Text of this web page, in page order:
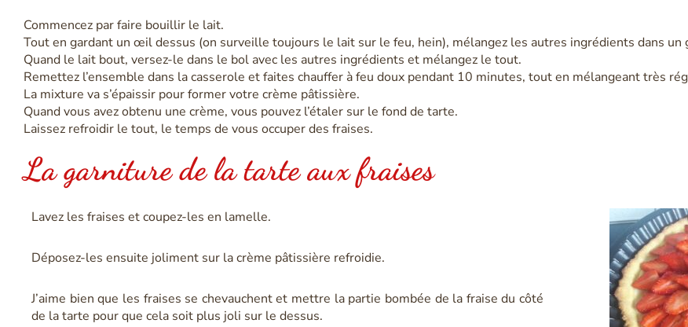
Commencez par faire bouillir le lait.
Tout en gardant un œil dessus (on surveille toujours le lait sur le feu, hein), mélangez les autres ingrédients dans un
Quand le lait bout, versez-le dans le bol avec les autres ingrédients et mélangez le tout.
Remettez l’ensemble dans la casserole et faites chauffer à feu doux pendant 10 minutes, tout en mélangeant très
La mixture va s’épaissir pour former votre crème pâtissière.
Quand vous avez obtenu une crème, vous pouvez l’étaler sur le fond de tarte.
Laissez refroidir le tout, le temps de vous occuper des fraises.
La garniture de la tarte aux fraises
Lavez les fraises et coupez-les en lamelle.
Déposez-les ensuite joliment sur la crème pâtissière refroidie.
J’aime bien que les fraises se chevauchent et mettre la partie bombée de la fraise du côté
de la tarte pour que cela soit plus joli sur le dessus.